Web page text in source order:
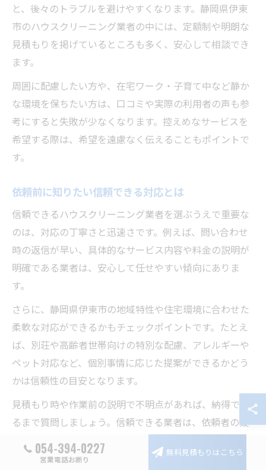
と、後々のトラブルを避けやすくなります。静岡県伊東
市のハウスクリーニング業者の中には、定額制や明朗な
見積もりを掲げているところも多く、安心して相談でき
ます。
周囲に配慮したい方や、在宅ワーク・子育て中など静か
な環境を保ちたい方は、口コミや実際の利用者の声も参
考にすると失敗が少なくなります。控えめなサービスを
希望する際は、希望を遠慮なく伝えることもポイントで
す。
依頼前に知りたい信頼できる対応とは
信頼できるハウスクリーニング業者を選ぶうえで重要な
のは、対応の丁寧さと迅速さです。例えば、問い合わせ
時の返信が早い、具体的なサービス内容や料金の説明が
明確である業者は、安心して任せやすい傾向にありま
す。
さらに、静岡県伊東市の地域特性や住宅環境に合わせた
柔軟な対応ができるかもチェックポイントです。たとえ
ば、別荘や高齢者世帯向けの特別な配慮、アレルギーや
ペット対応など、個別事情に応じた提案ができるかどう
かは信頼性の目安となります。
見積もり時や作業前の説明で不明点があれば、納得でき
るまで質問しましょう。信頼できる業者は、依頼者の疑
問に誠実に対応し、無理な勧誘や追加サービスの押し売
りをしない点も特徴です。
054-394-0227
営業電話お断り
無料見積もりはこちら